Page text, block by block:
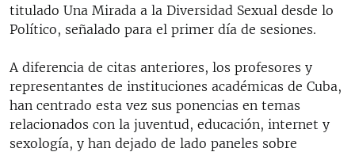
titulado Una Mirada a la Diversidad Sexual desde lo
Político, señalado para el primer día de sesiones.
A diferencia de citas anteriores, los profesores y
representantes de instituciones académicas de Cuba,
han centrado esta vez sus ponencias en temas
relacionados con la juventud, educación, internet y
sexología, y han dejado de lado paneles sobre